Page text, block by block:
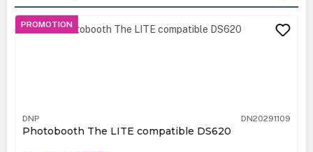
Ignorer la galerie de produits
PROMOTION
DNP DN20291109
Photobooth The LITE compatible DS620